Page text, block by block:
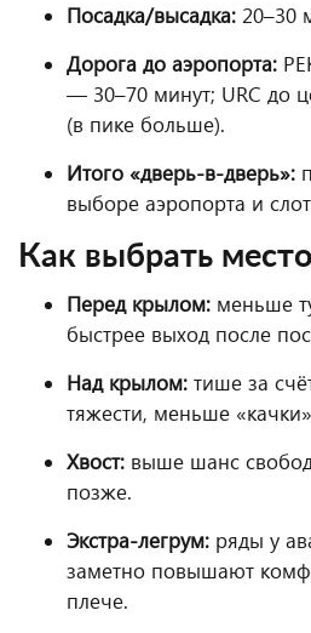
Посадка/высадка: 20–30
Дорога до аэропорта:
— 30–70 минут; URC до
(в пике больше).
Итого «дверь-в-дверь»:
выборе аэропорта и
Как выбрать
Перед крылом: меньше
быстрее выход после
Над крылом: тише за
тяжести, меньше
Хвост: выше шанс
позже.
Экстра-легрум: ряды у
заметно повышают
плече.